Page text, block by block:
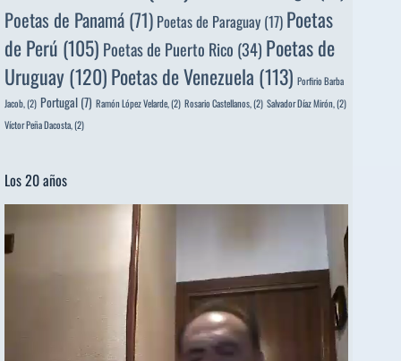
Poetas de Panamá (71) Poetas de Paraguay (17) Poetas
de Perú (105) Poetas de Puerto Rico (34) Poetas de
Uruguay(120)Poetas de Venezuela (113) Porfirio Barba
Jacob, (2) Portugal (7) Ramón López Velarde, (2) Rosario Castellanos, (2) Salvador Díaz Mirón, (2)
Víctor Peña Dacosta, (2)
Los 20 años
de
vídeo